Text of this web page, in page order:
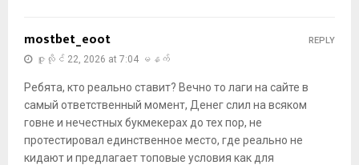
mostbet_eoot
ဇူလိုင် 22, 2026 at 7:04 မနက်
Ребята, кто реально ставит? Вечно то лаги на сайте в
самый ответственный момент, Денег слил на всяком
говне и нечестных букмекерах до тех пор, не
протестировал единственное место, где реально не
кидают и предлагает топовые условия как для
REPLY